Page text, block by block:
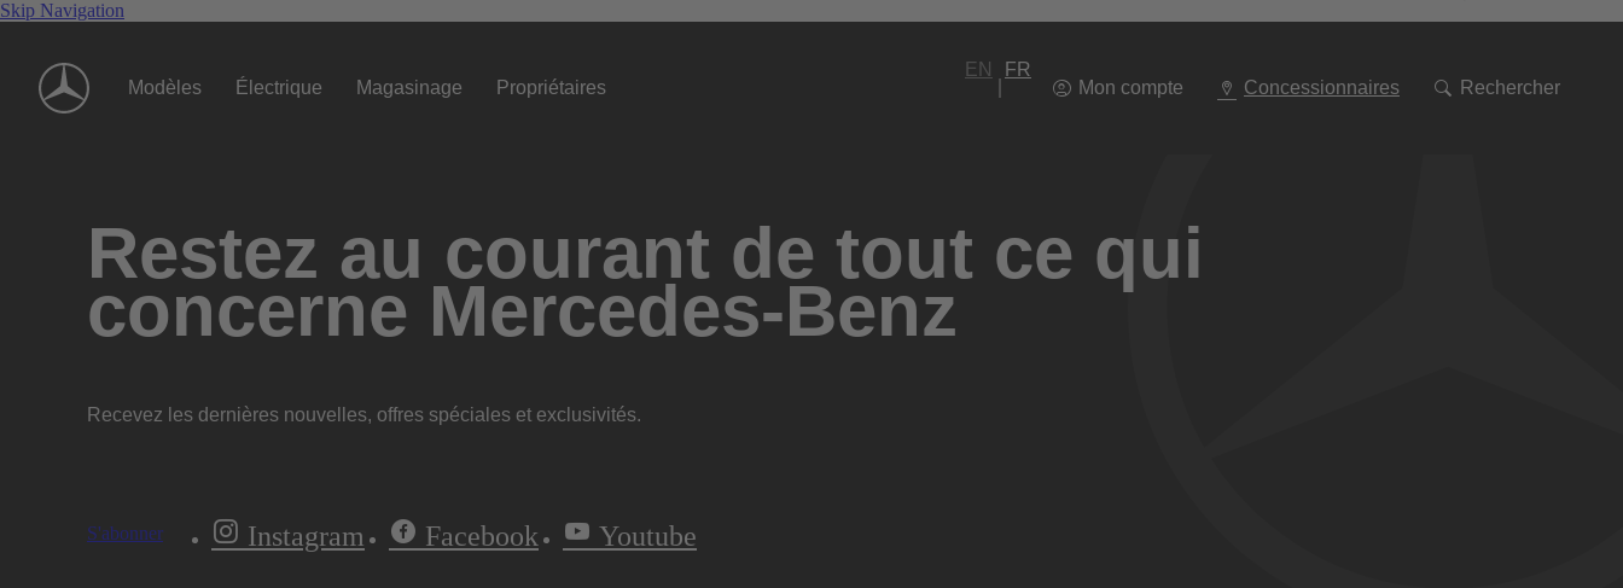
Skip Navigation
Modèles Électrique Magasinage Propriétaires
EN
FR
Mon compte
Concessionnaires Rechercher
à
Restez au courant de tout ce qui
concerne Mercedes-Benz
Recevez les dernières nouvelles, offres spéciales et exclusivités.
S'abonner Instagram Facebook Youtube